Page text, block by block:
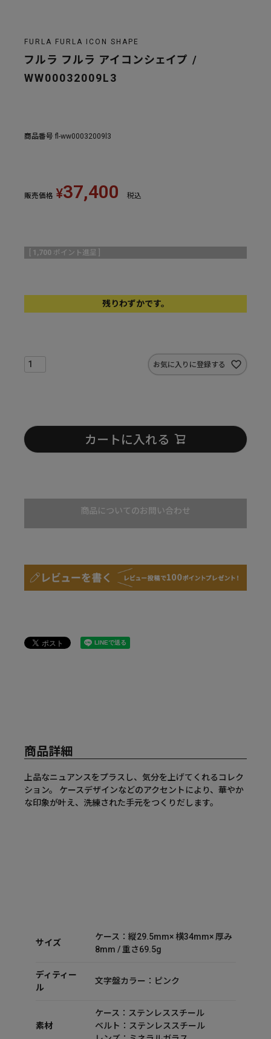
FURLA FURLA ICON SHAPE
フルラ フルラ アイコンシェイプ /
WW00032009L3
商品番号 fl-ww00032009l3
販売価格 ¥37,400 税込
1,700 ポイント進呈 ]
残りわずかです。
お気に入りに登録する
カートに入れる
商品についてのお問い合わせ
商品詳細
上品なニュアンスをプラスし、気分を上げてくれるコレク
ション。 ケースデザインなどのアクセントにより、華やか
な印象が叶え、洗練された手元をつくりだします。
サイズ
ケース：縦29.5mm× 横34mm× 厚み
8mm / 重さ69.5g
ディティー
ル
文字盤カラー：ピンク
素材
ケース：ステンレススチール
ベルト：ステンレススチール